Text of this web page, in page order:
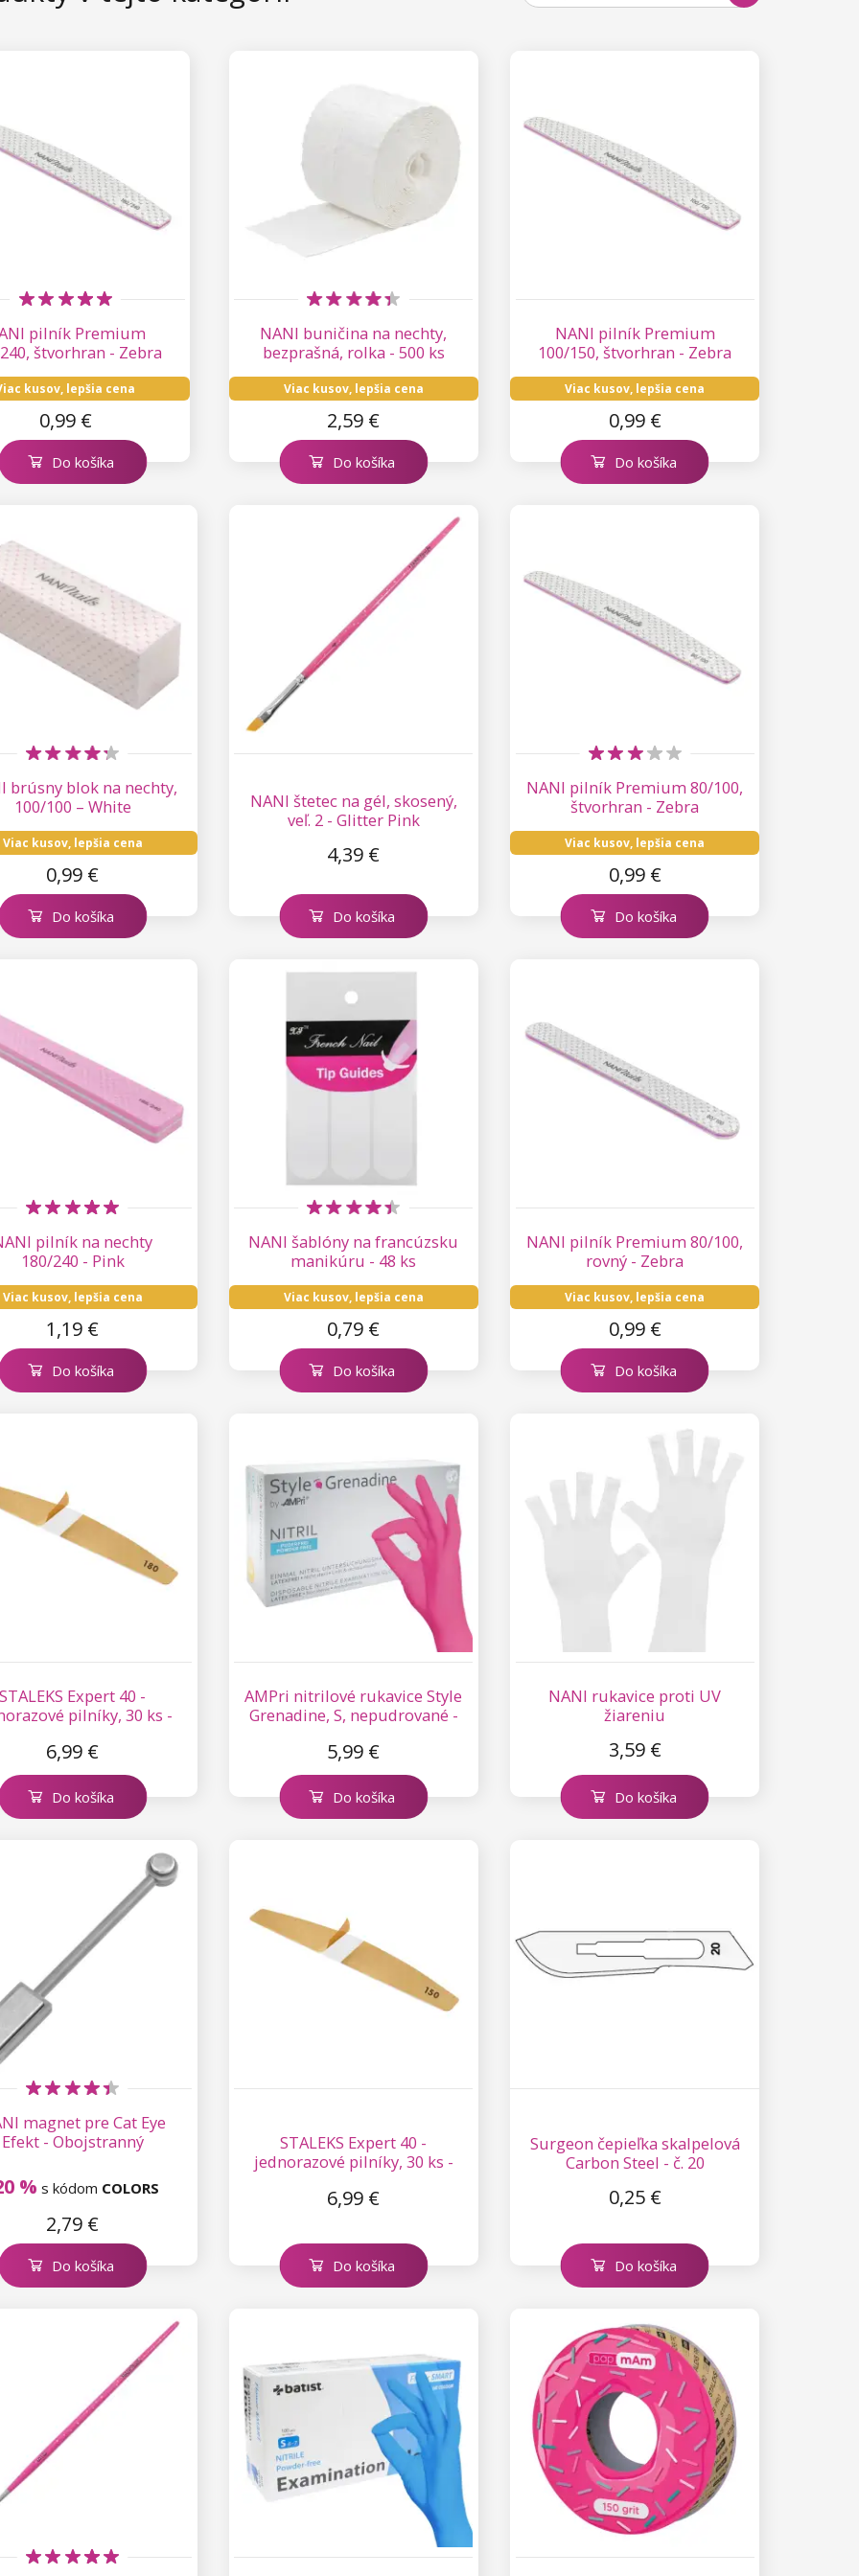
pilník Premium
štvorhran - Zebra
kusov, lepšia cena
0,99 €
Do košíka
NANI buničina na nechty,
bezprašná, rolka - 500 ks
Viac kusov, lepšia cena
2,59 €
Do košíka
NANI pilník Premium
100/150, štvorhran - Zebra
Viac kusov, lepšia cena
0,99 €
Do košíka
brúsny blok na nechty,
100/100 – White
Viac kusov, lepšia cena
0,99 €
Do košíka
NANI štetec na gél, skosený,
veľ. 2 - Glitter Pink
4,39 €
Do košíka
NANI pilník Premium 80/100,
štvorhran - Zebra
Viac kusov, lepšia cena
0,99 €
Do košíka
pilník na nechty
180/240 - Pink
Viac kusov, lepšia cena
1,19 €
Do košíka
NANI šablóny na francúzsku
manikúru - 48 ks
Viac kusov, lepšia cena
0,79 €
Do košíka
NANI pilník Premium 80/100,
rovný - Zebra
Viac kusov, lepšia cena
0,99 €
Do košíka
STALEKS Expert 40 -
pilníky, 30 ks -
6,99 €
Do košíka
AMPri nitrilové rukavice Style
Grenadine, S, nepudrované -
5,99 €
Do košíka
NANI rukavice proti UV
žiareniu
3,59 €
Do košíka
magnet pre Cat Eye
Efekt - Obojstranný
% s kódom COLORS
2,79 €
Do košíka
STALEKS Expert 40 -
jednorazové pilníky, 30 ks -
6,99 €
Do košíka
Surgeon čepieľka skalpelová
Carbon Steel - č. 20
0,25 €
Do košíka